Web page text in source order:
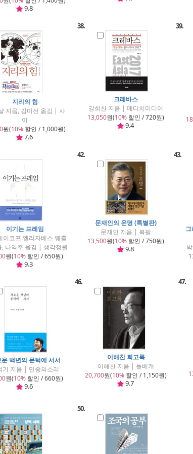
9.8
지리의 힘
지음, 김미선 옮김 | 사
이
원(10% 할인 / 1,000원)
7.6
38.
크레바스
강희찬 지음 | 메디치미디어
13,050원(10% 할인 / 720원)
9.4
39.
이기는 프레임
이코프.엘리자베스 웨흘
, 나익주 옮김 | 생각정원
원(10% 할인 / 650원)
9.3
42.
문재인의 운명 (특별판)
문재인 지음 | 북팔
13,500원(10% 할인 / 750원)
9.8
43.
백년의 문턱에 서서
기 지음 | 민중의소리
원(10% 할인 / 660원)
9.6
46.
이해찬 회고록
이해찬 지음 | 돌베개
20,700원(10% 할인 / 1,150원)
9.7
47.
50.